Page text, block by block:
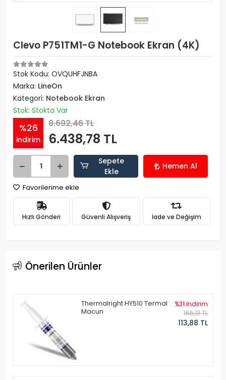
Clevo P751TM1-G Notebook Ekran (4K)
Stok Kodu: OVQUHFJNBA
Marka: LineOn
Kategori: Notebook Ekran
Stok: Stokta Var
%26
indirim
8.692,46 TL
6.438,78 TL
Sepete
Ekle
Hemen Al
Favorilerime ekle
Hızlı Gönderi Güvenli Alışveriş İade ve Değişim
Önerilen Ürünler
Thermalright HY510 Termal
Macun
%31 indirim
165,13 TL
113,88 TL